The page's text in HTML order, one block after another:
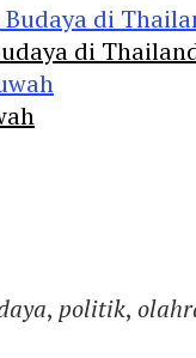
di
, politik,